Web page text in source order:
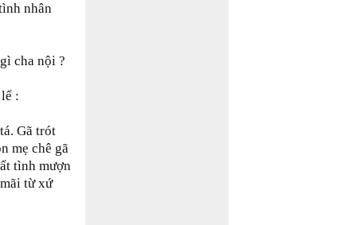
nhân
cha nội ?
:
Gã trót
mẹ chê gã
tình mượn
từ xứ